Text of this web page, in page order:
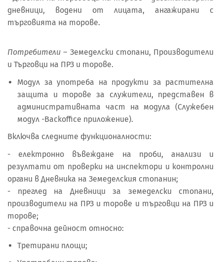
дневници, водени от лицата, ангажирани с
търговията на торове.
Потребители – Земеделски стопани, Производители
и Търговци на ПРЗ и торове.
Модул за употреба на продукти за растителна
защита и торове за служители, представен в
административната част на модула (Служебен
модул -Backoffice приложение).
Включва следните функционалности:
- електронно въвеждане на проби, анализи и
резултати от проверки на инспектори и контролни
органи в Дневника на Земеделския стопанин;
- преглед на Дневници за земеделски стопани,
производители на ПРЗ и торове и търговци на ПРЗ и
торове;
- справочна дейност относно:
Третирани площи;